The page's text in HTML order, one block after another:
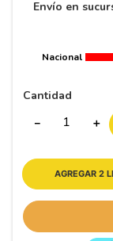
Envío en
Nacional
Cantidad
＋
－
AGREGAR 2